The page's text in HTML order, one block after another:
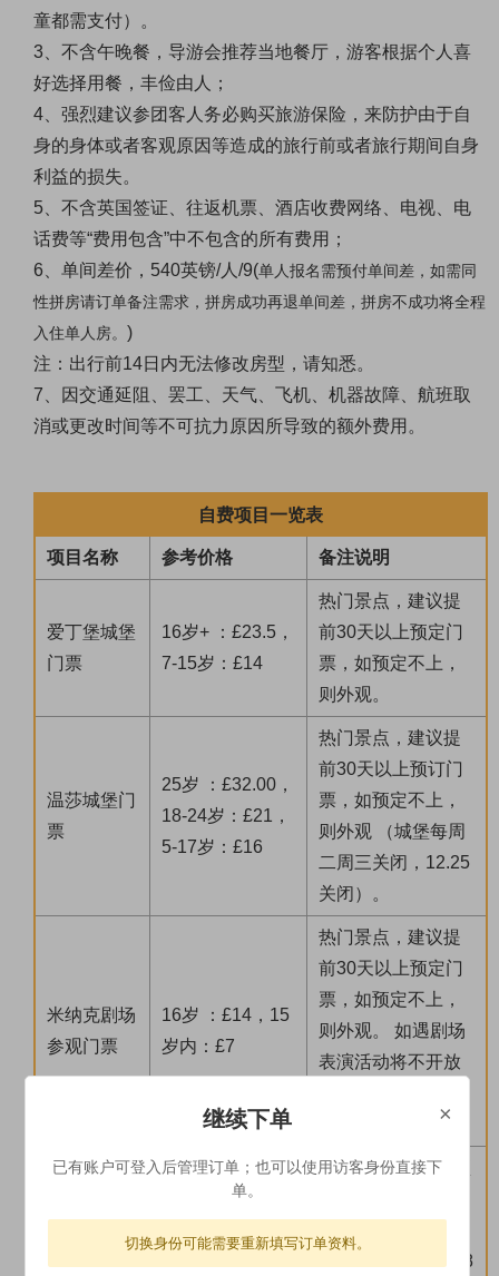
童都需支付）。
3、 不含午晚餐，导游会推荐当地餐厅，游客根据个人喜
好选择用餐，丰俭由人；
4、 强烈建议参团客人务必购买旅游保险，来防护由于自
身的身体或者客观原因等造成的旅行前或者旅行期间自身
利益的损失。
5、 不含英国签证、往返机票、酒店收费网络、电视、电
话费等“费用包含”中不包含的所有费用；
6、 单间差价，540英镑/人/9(单人报名需预付单间差，如需同
性拼房请订单备注需求，拼房成功再退单间差，拼房不成功将全程
入住单人房。 )
注：出行前14日内无法修改房型，请知悉。
7、因交通延阻、罢工、天气、飞机、机器故障、航班取
消或更改时间等不可抗力原因所导致的额外费用。
自费项目一览表
项目名称 参考价格 备注说明
爱丁堡城堡
门票
16岁+ ：£23.5，
7-15岁：£14
热门景点，建议提
前30天以上预定门
票，如预定不上，
则外观。
温莎城堡门
票
25岁 ：£32.00，
18-24岁：£21，
5-17岁：£16
热门景点，建议提
前30天以上预订门
票，如预定不上，
则外观 （城堡每周
二周三关闭，12.25
关闭）。
米纳克剧场
参观门票
16岁 ：£14，15
岁内：£7
热门景点，建议提
前30天以上预定门
票，如预定不上，
则外观。 如遇剧场
表演活动将不开放
观圣迈克尔山。
建议提前7天以上预
价格（3月22-4月18
×
继续下单
已有账户可登入后管理订单；也可以使用访客身份直接下
单。
切换身份可能需要重新填写订单资料。